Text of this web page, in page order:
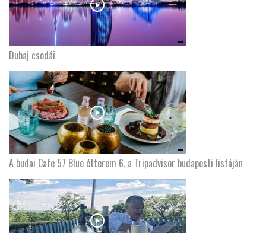
Dubaj csodái
A budai Cafe 57 Blue étterem 6. a Tripadvisor budapesti listáján